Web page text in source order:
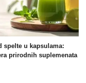
spelte u kapsulama:
prirodnih suplemenata